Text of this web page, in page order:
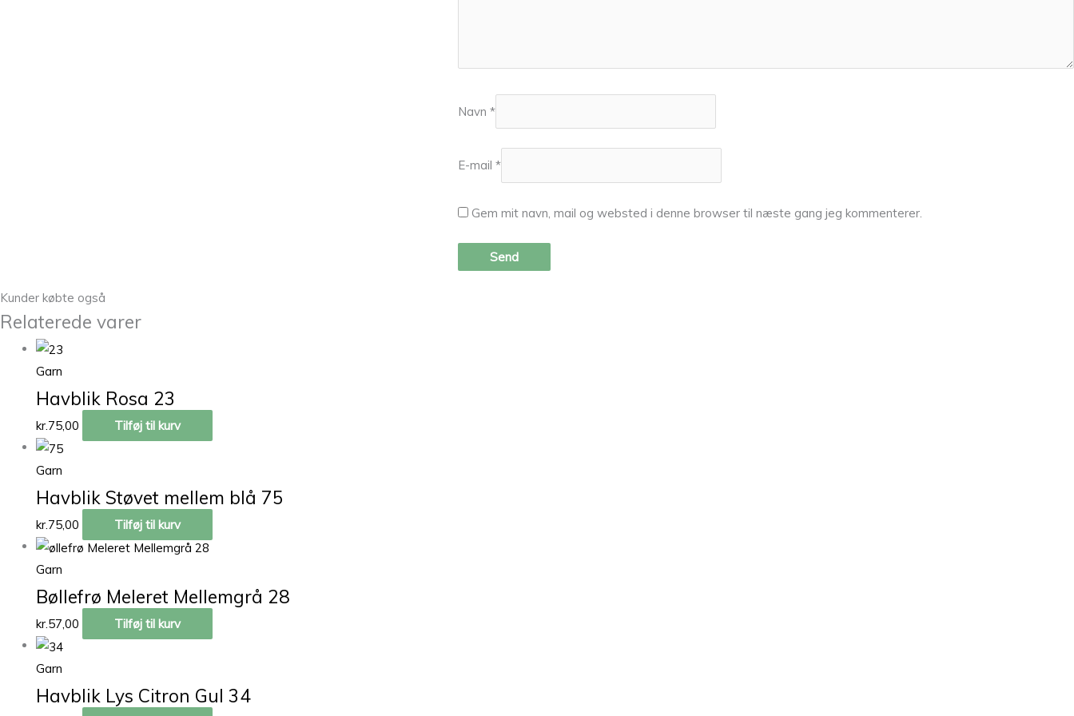
Navn *
E-mail *
Gem mit navn, mail og websted i denne browser til næste gang jeg kommenterer.
Kunder købte også
Relaterede varer
Garn
Havblik Rosa 23
kr.75,00 Tilføj til kurv
Garn
Havblik Støvet mellem blå 75
kr.75,00 Tilføj til kurv
Garn
Bøllefrø Meleret Mellemgrå 28
kr.57,00 Tilføj til kurv
Garn
Havblik Lys Citron Gul 34